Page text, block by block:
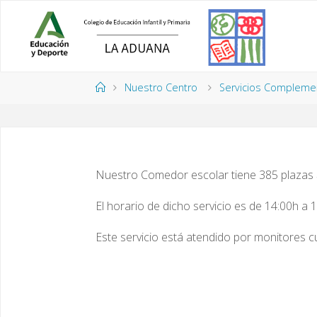
contenido
PáginaNuestro Centro Servicios
Nuestro Comedor escolar tiene 385
El horario de dicho servicio es de 14:00h a
Este servicio está atendido por monitores